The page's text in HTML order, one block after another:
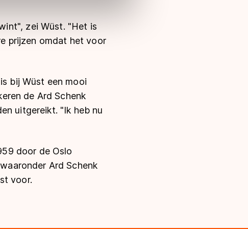
zei Wüst. "Het is
prijzen omdat het voor
bij Wüst een mooi
de Ard Schenk
uitgereikt. "Ik heb nu
door de Oslo
Ard Schenk
voor.